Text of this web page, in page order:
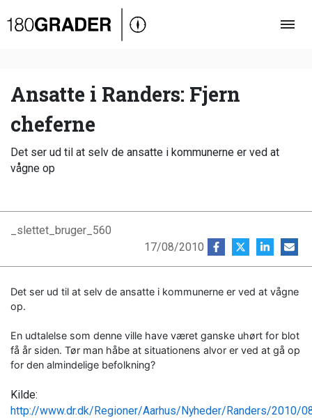
Oversigt
Debat
Video
Podcast
Ansatte i Randers: Fjern
cheferne
Det ser ud til at selv de ansatte i kommunerne er ved at
vågne op
_slettet_bruger_560
17/08/2010
Det ser ud til at selv de ansatte i kommunerne er ved at vågne
op.
En udtalelse som denne ville have været ganske uhørt for blot
få år siden. Tør man håbe at situationens alvor er ved at gå op
for den almindelige befolkning?
Kilde:
http://www.dr.dk/Regioner/Aarhus/Nyheder/Randers/2010/